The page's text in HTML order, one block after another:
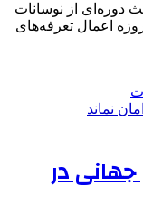
دوره‌ای از نوسانات
قیمت رمزارزها شد، اما توقف ۹۰ روزه اعمال تعرفه‌های
جهانی در